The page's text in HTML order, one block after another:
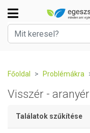
Főoldal Problémákra
Visszér - aranyér
Találatok szűkítése